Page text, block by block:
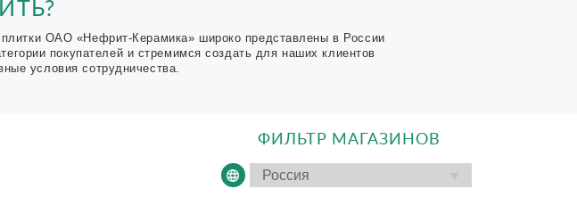
ОАО «Нефрит-Керамика» широко представлены в России
покупателей и стремимся создать для наших клиентов
условия сотрудничества.
ФИЛЬТР МАГАЗИНОВ